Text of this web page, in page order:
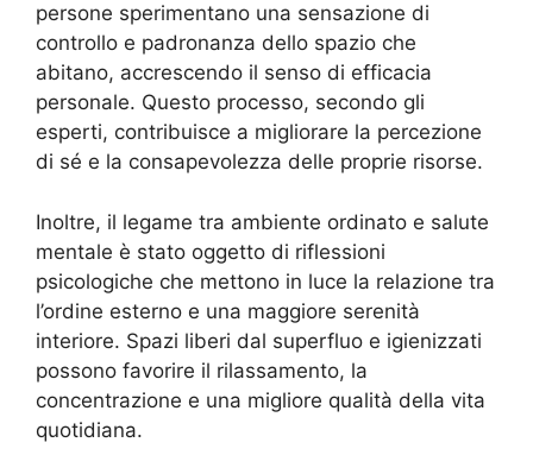
persone sperimentano una sensazione di
controllo e padronanza dello spazio che
abitano, accrescendo il senso di efficacia
personale. Questo processo, secondo gli
esperti, contribuisce a migliorare la percezione
di sé e la consapevolezza delle proprie risorse.
Inoltre, il legame tra ambiente ordinato e salute
mentale è stato oggetto di riflessioni
psicologiche che mettono in luce la relazione tra
l’ordine esterno e una maggiore serenità
interiore. Spazi liberi dal superfluo e igienizzati
possono favorire il rilassamento, la
concentrazione e una migliore qualità della vita
quotidiana.